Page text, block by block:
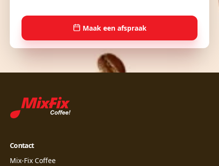
Maak een afspraak
Contact
Mix-Fix Coffee